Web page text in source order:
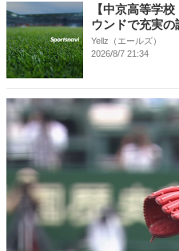
【中京高等学
ウンドで充実の
Yellz（エールズ）
2026/8/7 21:34